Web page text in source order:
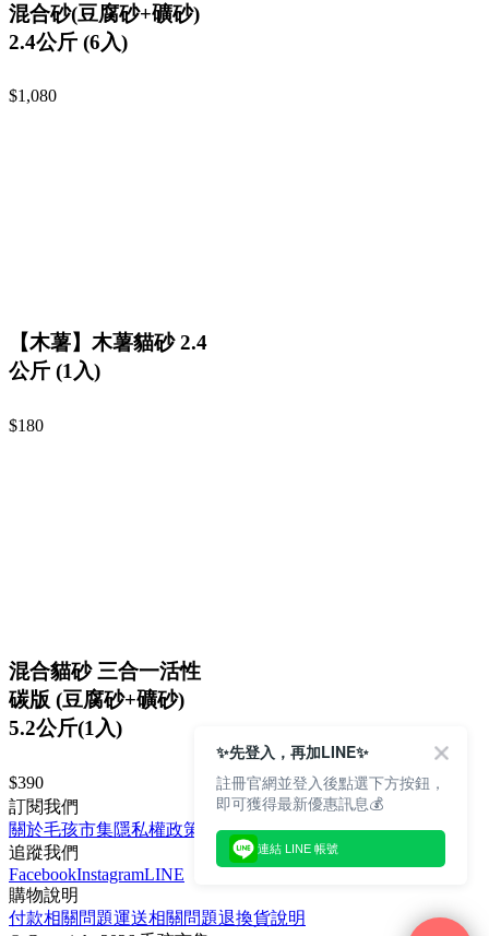
混合砂(豆腐砂+礦砂)
2.4公斤 (6入)
$1,080
【木薯】木薯貓砂 2.4
公斤 (1入)
$180
混合貓砂 三合一活性
碳版 (豆腐砂+礦砂)
5.2公斤(1入)
$390
訂閱我們
關於毛孩市集隱私權政策
文章
追蹤我們
FacebookInstagramLINE
購物說明
付款相關問題運送相關問題退換貨說明
✨先登入，再加LINE✨
註冊官網並登入後點選下方按鈕，
即可獲得最新優惠訊息💰
連結 LINE 帳號